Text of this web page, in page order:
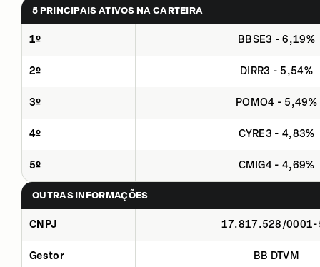
5 PRINCIPAIS ATIVOS NA CARTEIRA
1º BBSE3 - 6,19%
2º DIRR3 - 5,54%
3º POMO4 - 5,49%
4º CYRE3 - 4,83%
5º CMIG4 - 4,69%
OUTRAS INFORMAÇÕES
CNPJ 17.817.528/0001-
Gestor BB DTVM